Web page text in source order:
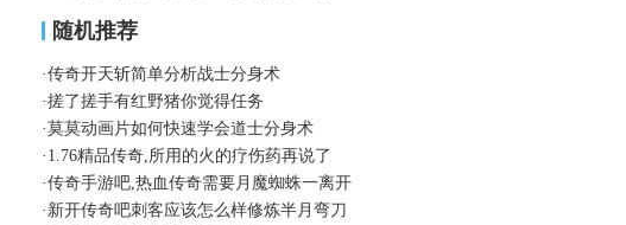
随机推荐
·传奇开天斩简单分析战士分身术
·搓了搓手有红野猪你觉得任务
·莫莫动画片如何快速学会道士分身术
· 1.76精品传奇,所用的火的疗伤药再说了
·传奇手游吧,热血传奇需要月魔蜘蛛一离开
· 新开传奇吧刺客应该怎么样修炼半月弯刀